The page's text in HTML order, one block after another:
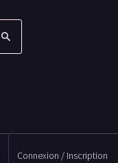
Connexion / Inscription